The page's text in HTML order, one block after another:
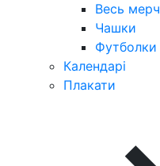
Весь мерч
Чашки
Футболки
Календарі
Плакати